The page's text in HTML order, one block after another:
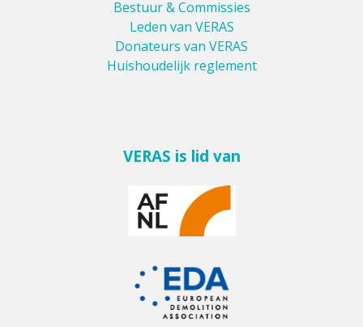
Bestuur & Commissies
Leden van VERAS
Donateurs van VERAS
Huishoudelijk reglement
VERAS is lid van